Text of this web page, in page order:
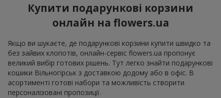
Купити подарункові корзини
онлайн на flowers.ua
Якщо ви шукаєте, де подарункові корзини купити швидко та
без зайвих клопотів, онлайн-сервіс flowers.ua пропонує
великий вибір готових рішень. Тут легко знайти подарункові
кошики Вільногірськ з доставкою додому або в офіс. В
асортименті готові набори та можливість створити
персоналізовані пропозиції.